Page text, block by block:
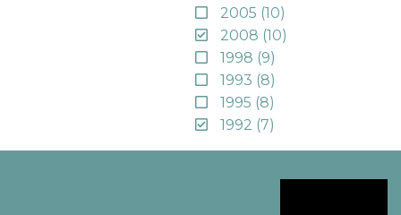
2005 (10)
2008 (10)
1998 (9)
1993 (8)
1995 (8)
1992 (7)